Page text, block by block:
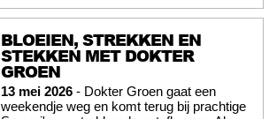
BLOEIEN, STREKKEN EN
STEKKEN MET DOKTER
GROEN
13 mei 2026 - Dokter Groen gaat een
weekendje weg en komt terug bij prachtige